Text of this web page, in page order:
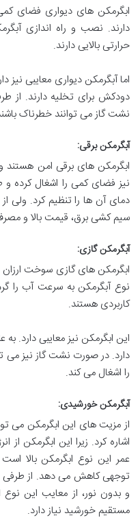
ابگرمکن های دیواری فضای
دارند. نصب و راه اندازی
حرارتی بالایی دارند.
اما آبگرمکن دیواری معایبی نیز
دودکش برای تخلیه دارند.
نشت گاز می توانند خطرناک
آبگرمکن برقی:
ابگرمکن های برقی امن هستند
نیز فضای کمی را اشغال کرده و
دمای آن ها را تنظیم کرد. ولی
سیم کشی برق، قیمت بالا و مصرف
آبگرمکن گازی:
ابگرمکن های گازی سوخت ارزان
نوع آبگرمکن به سرعت آب را
کاربردی هستند.
این ابگرمکن نیز معایبی دارد.
دارد. در صورت نشت گاز نیز می
را اشغال می کند.
آبگرمکن خورشیدی:
از مزیت های این ابگرمکن می
اشاره کرد. زیرا این ابگرمکن
عمر این نوع ابگرمکن بالا
توجهی کاهش می دهد. از طرفی
و بدون نور، از معایب این نوع
مستقیم خورشید نیاز دارد.